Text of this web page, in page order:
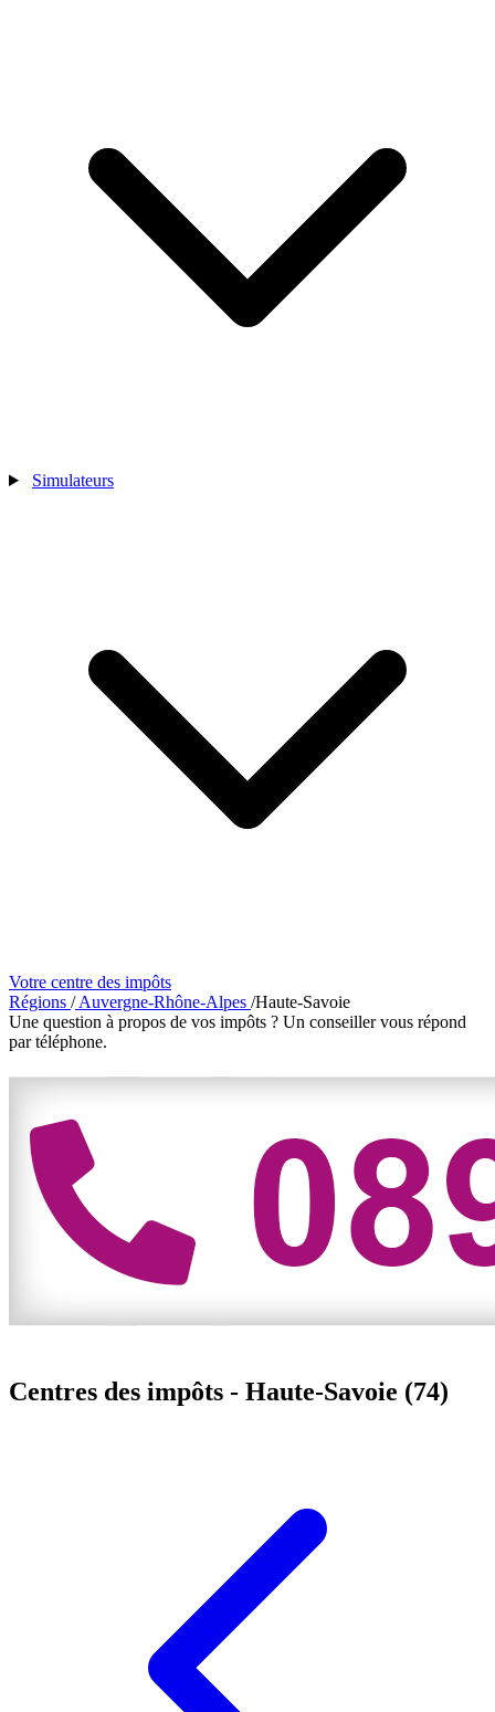
Simulateurs
Votre centre des impôts
Régions /Auvergne-Rhône-Alpes /Haute-Savoie
Une question à propos de vos impôts ? Un conseiller vous répond
par téléphone.
Centres des impôts - Haute-Savoie (74)